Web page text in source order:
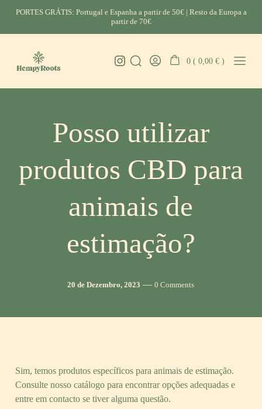
content
PORTES GRÁTIS: Portugal e Espanha a partir de 50€ | Resto da Europa a
partir de 70€
Instagram
SearchGo
0 ( 0,00€ )
Posso utilizar
produtos CBD para
animais de
estimação?
Post
20 de Dezembro, 2023 Comments
0 Comments
Sim, temos produtos específicos para animais de estimação.
Consulte nosso catálogo para encontrar opções adequadas e
entre em contacto se tiver alguma questão.